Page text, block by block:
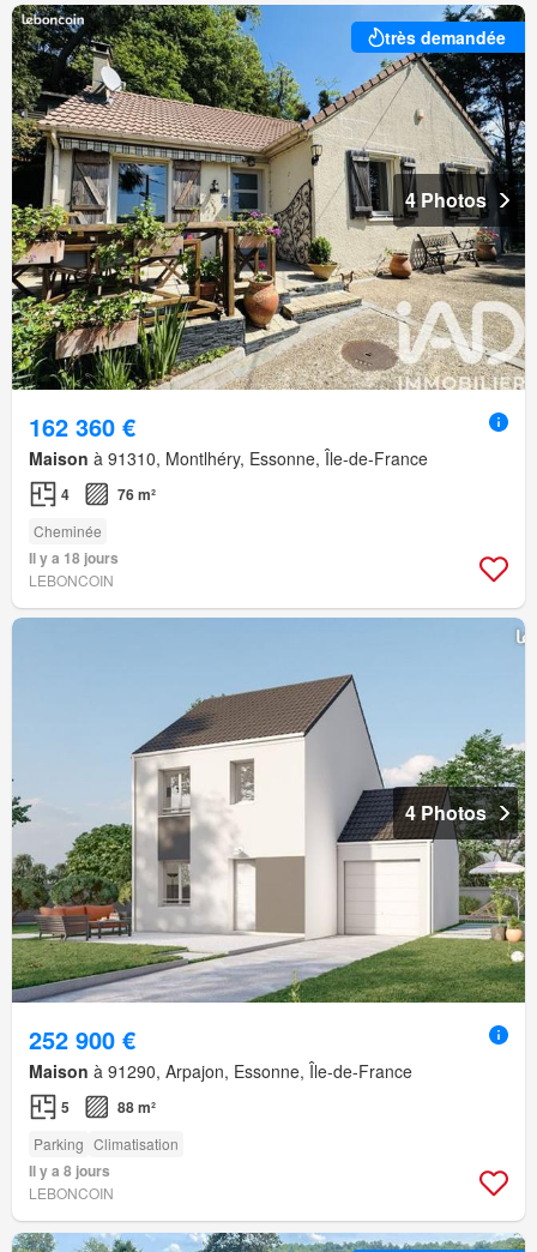
très demandée
4 Photos
162 360 €
Maison à 91310, Montlhéry, Essonne, Île-de-France
4 76 m²
Cheminée
Il y a 18 jours
LEBONCOIN
4 Photos
252 900 €
Maison à 91290, Arpajon, Essonne, Île-de-France
5 88 m²
Parking Climatisation
Il y a 8 jours
LEBONCOIN